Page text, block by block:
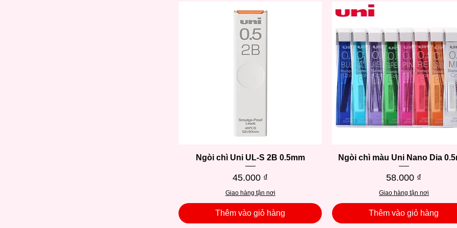
Xem nhanh
Ngòi chì Uni UL-S 2B 0.5mm
Giá
45.000 ₫
Giao hàng tận nơi
Thêm vào giỏ hàng
Xem nhanh
Ngòi chì màu Uni Nano Dia
Giá
58.000 ₫
Giao hàng tận nơi
Thêm vào giỏ hàng